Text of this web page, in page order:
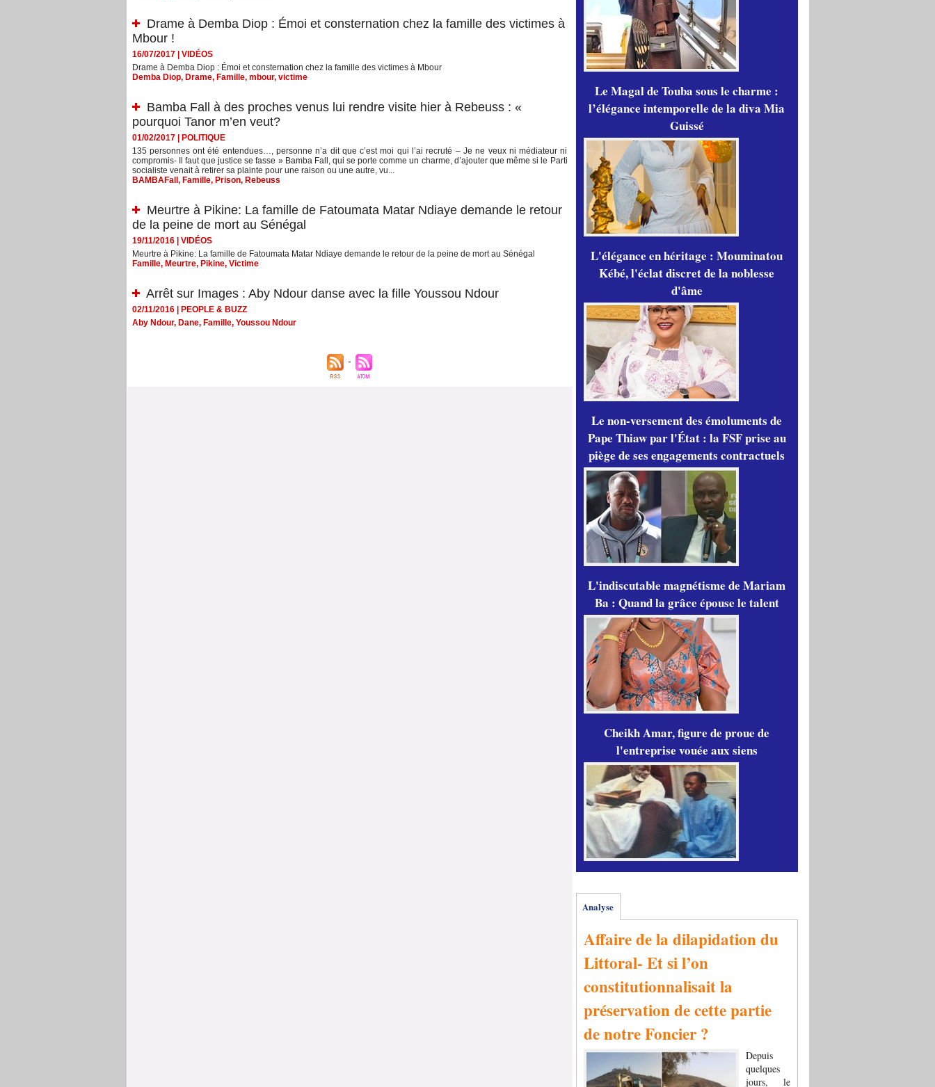
Drame à Demba Diop : Émoi et consternation chez la famille des victimes à
Mbour !
16/07/2017| VIDÉOS
Drame à Demba Diop : Émoi et consternation chez la famille des victimes à Mbour
Demba Diop, Drame, Famille, mbour, victime
Bamba Fall à des proches venus lui rendre visite hier à Rebeuss : «
pourquoi Tanor m’en veut?
01/02/2017|
POLITIQUE
135 personnes ont été entendues…, personne n’a dit que c’est moi qui l’ai recruté – Je ne veux ni médiateur ni
compromis- Il faut que justice se fasse » Bamba Fall, qui se porte comme un charme, d’ajouter que même si le Parti
socialiste venait à retirer sa plainte pour une raison ou une autre, vu...
BAMBAFall , Famille, Prison, Rebeuss
Meurtre à Pikine: La famille de Fatoumata Matar Ndiaye demande le retour
de la peine de mort au Sénégal
19/11/2016| VIDÉOS
Meurtre à Pikine: La famille de Fatoumata Matar Ndiaye demande le retour de la peine de mort au Sénégal
Famille, Meurtre, Pikine, Victime
Arrêt sur Images : Aby Ndour danse avec la fille Youssou Ndour
02/11/2016|
PEOPLE & BUZZ
Aby Ndour, Dane, Famille, Youssou Ndour
Le Magal de Touba sous le charme :
l’élégance intemporelle de la diva Mia
Guissé
L'élégance en héritage : Mouminatou
Kébé, l'éclat discret de la noblesse
d'âme
Le non-versement des émoluments de
Pape Thiaw par l'État : la FSF prise au
piège de ses engagements contractuels
L'indiscutable magnétisme de Mariam
Ba : Quand la grâce épouse le talent
Cheikh Amar, figure de proue de
l'entreprise vouée aux siens
Analyse
Affaire de la dilapidation du
Littoral- Et si l’on
constitutionnalisait la
préservation de cette partie
de notre Foncier ?
Depuis
quelques
jours, le